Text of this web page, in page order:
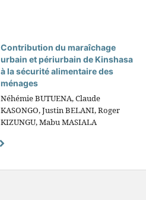
Contribution du maraîchage
urbain et périurbain de Kinshasa
à la sécurité alimentaire des
ménages
Néhémie BUTUENA, Claude
KASONGO, Justin BELANI, Roger
KIZUNGU, Mabu MASIALA